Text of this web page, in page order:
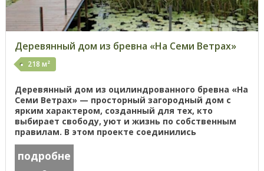
Деревянный дом из бревна «На Семи Ветрах»
218 м²
Деревянный дом из оцилиндрованного бревна «На
Семи Ветрах» — просторный загородный дом с
ярким характером, созданный для тех, кто
выбирает свободу, уют и жизнь по собственным
правилам. В этом проекте соединились
надежность бревенчатого дома, ...
подробне